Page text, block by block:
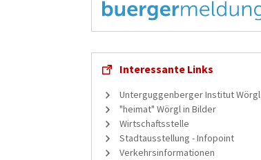
Interessante Links
Unterguggenberger Institut Wörgl
"heimat" Wörgl in Bilder
Wirtschaftsstelle
Stadtausstellung - Infopoint
Verkehrsinformationen